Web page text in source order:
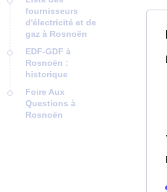
fournisseurs
d'électricité et de
gaz à Rosnoën
EDF-GDF à
Rosnoën :
historique
Foire Aux
Questions à
Rosnoën
.